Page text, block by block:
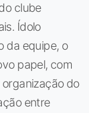
clube
Ídolo
da equipe, o
papel, com
do
entre